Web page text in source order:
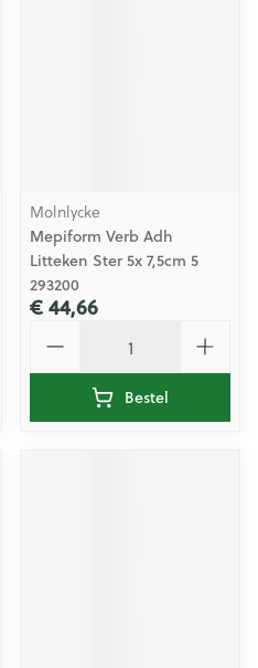
Molnlycke
Mepiform Verb Adh
Litteken Ster 5x 7,5cm 5
293200
€ 44,66
Bestel